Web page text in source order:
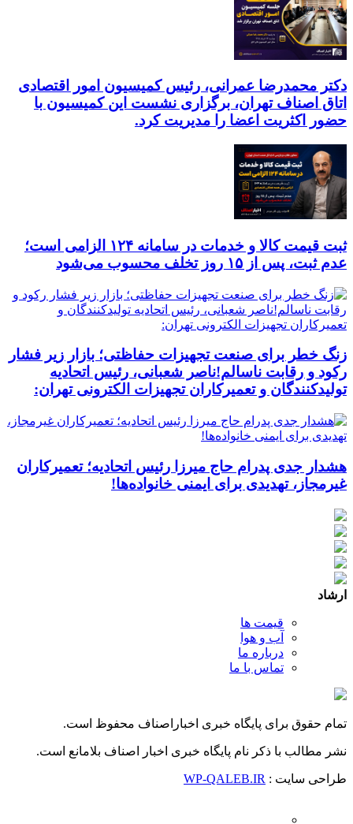
دکتر محمدرضا عمرانی، رئیس کمیسیون امور اقتصادی
اتاق اصناف تهران، برگزاری نشست این کمیسیون با
حضور اکثریت اعضا را مدیریت کرد.
ثبت قیمت کالا و خدمات در سامانه ۱۲۴ الزامی است؛
عدم ثبت، پس از ۱۵ روز تخلف محسوب می‌شود
زنگ خطر برای صنعت تجهیزات حفاظتی؛ بازار زیر فشار
رکود و رقابت ناسالم!ناصر شعبانی، رئیس اتحادیه
تولیدکنندگان و تعمیرکاران تجهیزات الکترونی تهران:
هشدار جدی پدرام حاج میرزا رئیس اتحادیه؛ تعمیرکاران
غیرمجاز، تهدیدی برای ایمنی خانواده‌ها!
ارشاد
قیمت ها
آب و هوا
درباره ما
تماس با ما
تمام حقوق برای پایگاه خبری اخباراصناف محفوظ است.
نشر مطالب با ذکر نام پایگاه خبری اخبار اصناف بلامانع است.
طراحی سایت : WP-QALEB.IR